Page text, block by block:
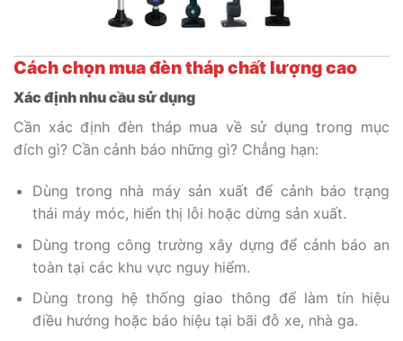
Cách chọn mua đèn tháp chất lượng cao
Xác định nhu cầu sử dụng
Cần xác định đèn tháp mua về sử dụng trong mục
đích gì? Cần cảnh báo những gì? Chẳng hạn:
Dùng trong nhà máy sản xuất để cảnh báo trạng
thái máy móc, hiển thị lỗi hoặc dừng sản xuất.
Dùng trong công trường xây dựng để cảnh báo an
toàn tại các khu vực nguy hiểm.
Dùng trong hệ thống giao thông để làm tín hiệu
điều hướng hoặc báo hiệu tại bãi đỗ xe, nhà ga.